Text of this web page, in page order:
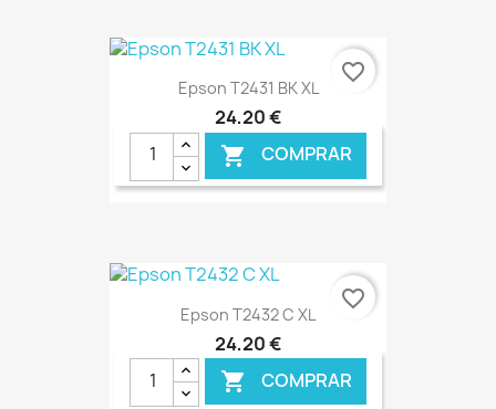
€ ONLINE
Epson T2431 BK XL
24,20 €
 COMPRAR
€ ONLINE
favorite_border
Epson T2432 C XL
24,20 €
 COMPRAR
favorite_border